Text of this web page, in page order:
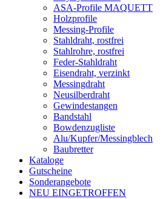
ASA-Profile MAQUETT
Holzprofile
Messing-Profile
Stahldraht, rostfrei
Stahlrohre, rostfrei
Feder-Stahldraht
Eisendraht, verzinkt
Messingdraht
Neusilberdraht
Gewindestangen
Bandstahl
Bowdenzugliste
Alu/Kupfer/Messingblech
Baubretter
Kataloge
Gutscheine
Sonderangebote
NEU EINGETROFFEN